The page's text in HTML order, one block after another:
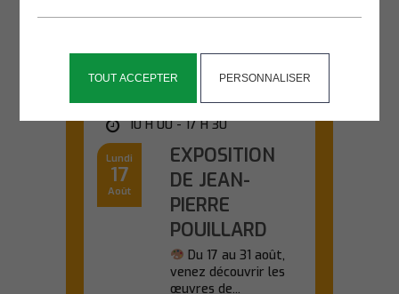
TOUT ACCEPTER PERSONNALISER
En savoir plus
SALLE KANEVEDENN
10 H 00 - 17 H 30
Lundi
17
Août
EXPOSITION
DE JEAN-
PIERRE
POUILLARD
Du 17 au 31 août,
venez découvrir les
œuvres de...